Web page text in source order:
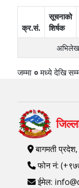
क्र.सं.
सूचनाको
शिर्षक
जम्मा ०मध्येदेखि
बागमती
फोन नं:
ईमेल: